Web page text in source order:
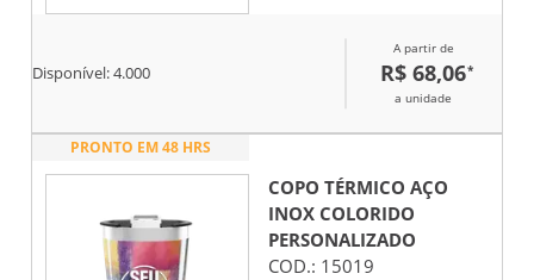
Disponível:4.000
A partir de
R$ 68,06*
a unidade
PRONTO EM 48 HRS
COPO TÉRMICO AÇO
INOX COLORIDO
PERSONALIZADO
COD.: 15019